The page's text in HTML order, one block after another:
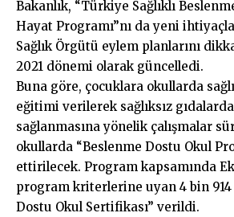
Bakanlık, “Türkiye Sağlıklı
Hayat Programı”nı da yeni
Sağlık Örgütü eylem planlarını
2021 dönemi olarak güncelledi.
Buna göre, çocuklara okullarda
eğitimi verilerek sağlıksız
sağlanmasına yönelik çalışmalar
okullarda “Beslenme Dostu Okul
ettirilecek. Program kapsamında
program kriterlerine uyan 4 bin 914
Dostu Okul Sertifikası” verildi.